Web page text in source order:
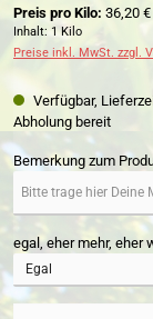
Preis pro Kilo: 36,20
Inhalt: 1 Kilo
Preise inkl. MwSt. zzgl.
Verfügbar,
Abholung bereit
Bemerkung zum
egal, eher mehr, eher